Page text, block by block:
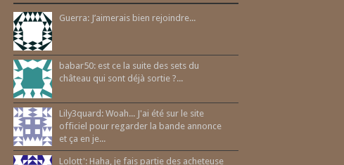
Guerra: J’aimerais bien rejoindre...
babar50: est ce la suite des sets du
château qui sont déjà sortie ?...
Lily3quard: Woah... J'ai été sur le site
officiel pour regarder la bande annonce
et ça en je...
Lolott': Haha, je fais partie des acheteuse